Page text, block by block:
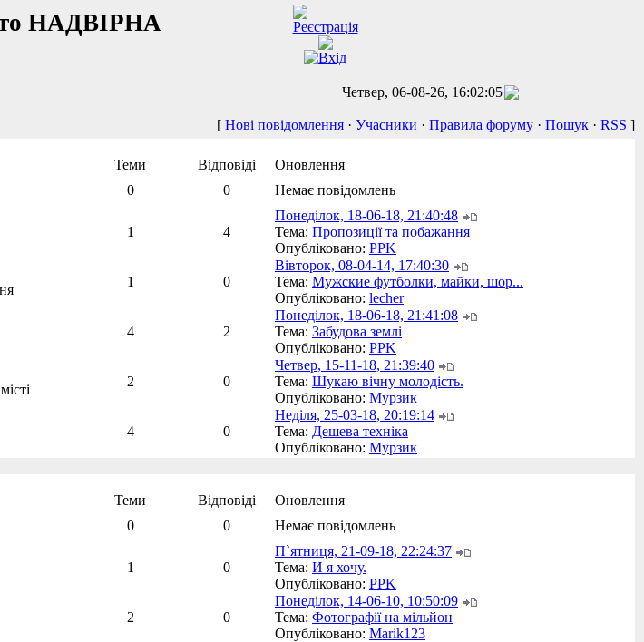
НАДВІРНА
Четвер, 06-08-26, 16:02:05
[ Нові повідомлення · Учасники · Правила форуму · Пошук · RSS ]
Теми Відповіді
Оновлення
0 0 Немає повідомлень
1 4
Понеділок, 18-06-18, 21:40:48
Тема: Пропозиції та побажання
Опубліковано: PPK
1 0
Вівторок, 08-04-14, 17:40:30
Тема: Мужские футболки, майки, шор...
Опубліковано: lecher
4 2
Понеділок, 18-06-18, 21:41:08
Тема: Забудова землі
Опубліковано: PPK
2 0
Четвер, 15-11-18, 21:39:40
Тема: Шукаю вічну молодість.
Опубліковано: Мурзик
4 0
Неділя, 25-03-18, 20:19:14
Тема: Дешева техніка
Опубліковано: Мурзик
Теми Відповіді
Оновлення
0 0 Немає повідомлень
1 0
П`ятниця, 21-09-18, 22:24:37
Тема: И я хочу.
Опубліковано: PPK
2 0
Понеділок, 14-06-10, 10:50:09
Тема: Фотографії на мільйон
Опубліковано: Marik123